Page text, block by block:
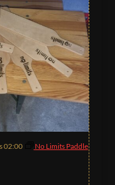
02:00
No Limits Paddle